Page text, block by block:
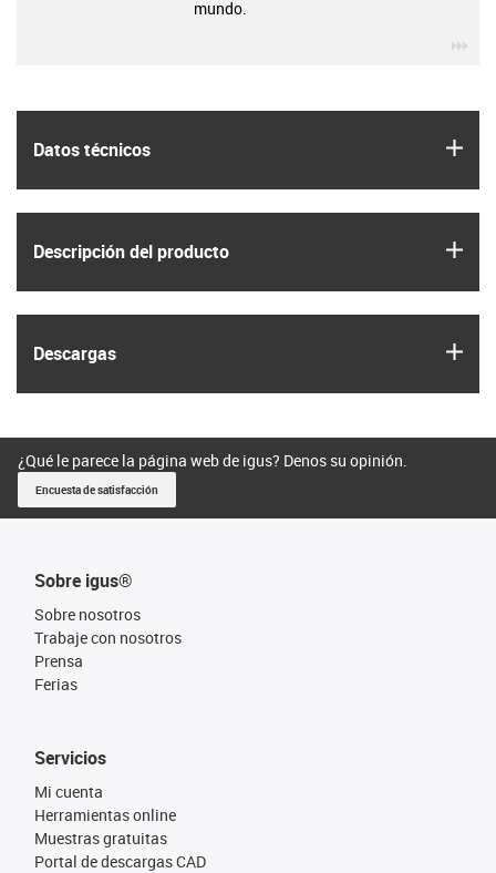
Datos técnicos
Descripción del producto
Descargas
mundo.
¿Qué le parece la página web de igus? Denos su opinión.
Encuesta de satisfacción
Sobre igus®
Sobre nosotros
Trabaje con nosotros
Prensa
Ferias
Servicios
Mi cuenta
Herramientas online
Muestras gratuitas
Portal de descargas CAD